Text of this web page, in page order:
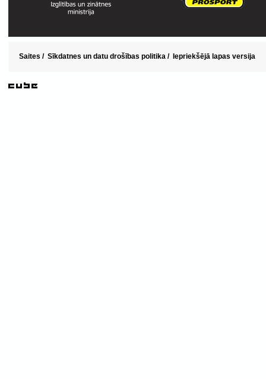
Saites / Sīkdatnes un datu drošības politika / Iepriekšējā lapas versija